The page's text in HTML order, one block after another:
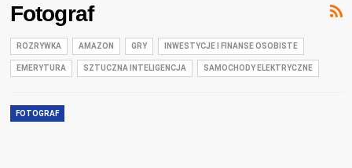
Fotograf
ROZRYWKA AMAZON GRY INWESTYCJE I FINANSE OSOBISTE
EMERYTURA SZTUCZNA INTELIGENCJA SAMOCHODY ELEKTRYCZNE
FOTOGRAF